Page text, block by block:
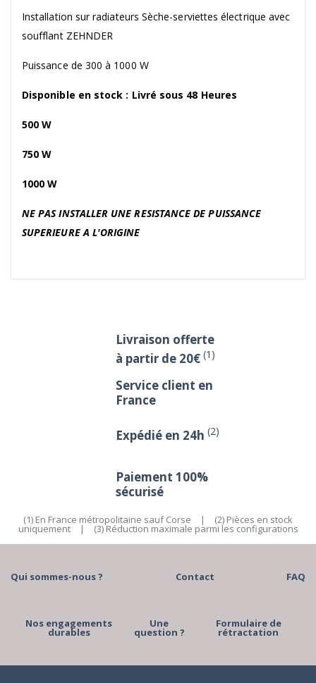
Installation sur radiateurs Sèche-serviettes électrique avec
soufflant ZEHNDER
Puissance de 300 à 1000 W
Disponible en stock : Livré sous 48 Heures
500 W
750 W
1000 W
NE PAS INSTALLER UNE RESISTANCE DE PUISSANCE
SUPERIEURE A L'ORIGINE
Livraison offerte
à partir de 20€ (1)
Service client en
France
Expédié en 24h (2)
Paiement 100%
sécurisé
(1) En France métropolitaine sauf Corse | (2) Pièces en stock
uniquement | (3) Réduction maximale parmi les configurations
Qui sommes-nous ? Contact FAQ
Nos engagements
durables
Une
question ?
Formulaire de
rétractation